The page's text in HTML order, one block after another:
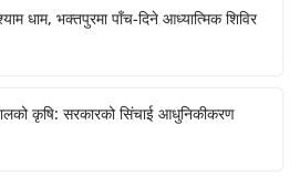
धाम, भक्तपुरमा पाँच-दिने आध्यात्मिक शिविर
कृषि: सरकारको सिंचाई आधुनिकीकरण